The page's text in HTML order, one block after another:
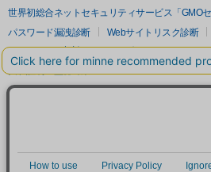
世界初総合ネットセキュリティサービス「GMOセ
パスワード漏洩診断
Webサイトリスク診断
セキュリティ相談AIチャットボット
実在証明・盗聴対策
サイバー攻撃対策（GMOサイバーセキュリティ